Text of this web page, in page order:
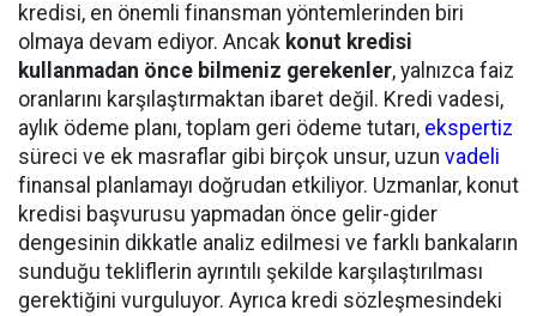
kredisi, en önemli finansman yöntemlerinden biri
olmaya devam ediyor. Ancak konut kredisi
kullanmadan önce bilmeniz gerekenler, yalnızca faiz
oranlarını karşılaştırmaktan ibaret değil. Kredi vadesi,
aylık ödeme planı, toplam geri ödeme tutarı, ekspertiz
süreci ve ek masraflar gibi birçok unsur, uzun vadeli
finansal planlamayı doğrudan etkiliyor. Uzmanlar, konut
kredisi başvurusu yapmadan önce gelir-gider
dengesinin dikkatle analiz edilmesi ve farklı bankaların
sunduğu tekliflerin ayrıntılı şekilde karşılaştırılması
gerektiğini vurguluyor. Ayrıca kredi sözleşmesindeki